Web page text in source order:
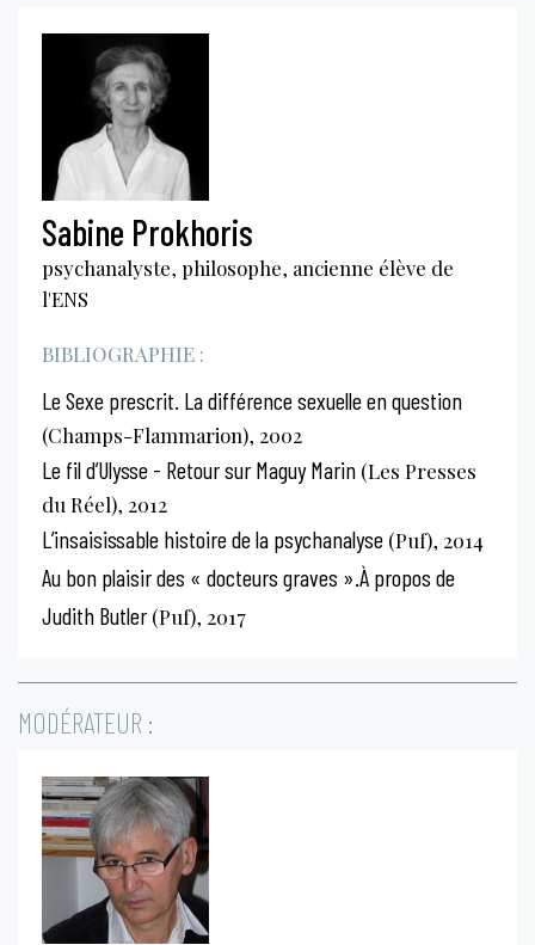
Sabine Prokhoris
psychanalyste, philosophe, ancienne élève de
l'ENS
BIBLIOGRAPHIE :
Le Sexe prescrit. La différence sexuelle en question
(Champs-Flammarion), 2002
Le fil d’Ulysse - Retour sur Maguy Marin (Les Presses
du Réel), 2012
L’insaisissable histoire de la psychanalyse (Puf), 2014
Au bon plaisir des « docteurs graves ».À propos de
Judith Butler (Puf), 2017
MODÉRATEUR :